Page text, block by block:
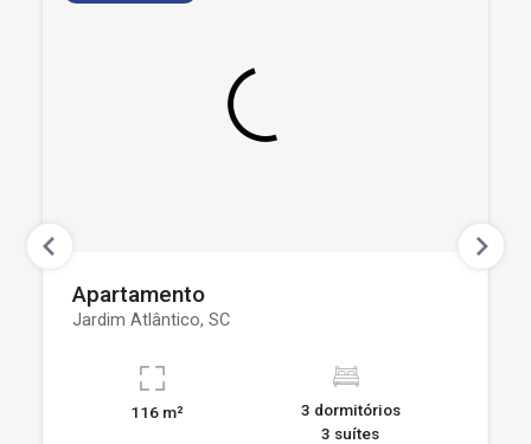
Apartamento
Jardim Atlântico, SC
116 m²
3 dormitórios
3 suítes